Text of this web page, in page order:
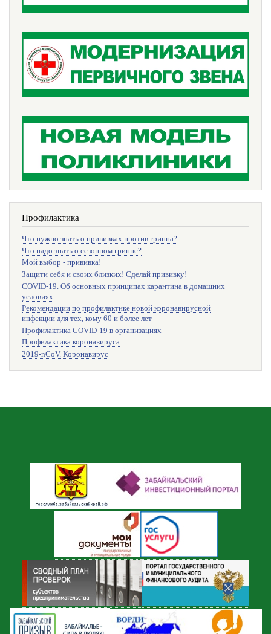
Профилактика
Что нужно знать о прививках против гриппа?
Что надо знать о сезонном гриппе?
Мой выбор - прививка!
Защити себя и своих близких! Сделай прививку!
COVID-19. Об основных принципах карантина в домашних
условиях
Рекомендации по профилактике новой коронавирусной
инфекции для тех, кому 60 и более лет
Профилактика COVID-19 в организациях
Профилактика коронавируса
2019-nCoV. Коронавирус